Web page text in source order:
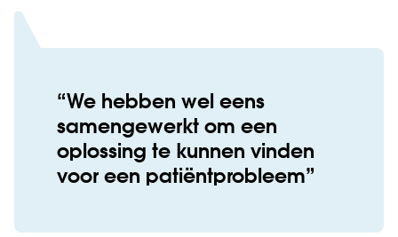
We hebben wel eens
samengewerkt om een
oplossing te kunnen vinden
voor een patiëntprobleem